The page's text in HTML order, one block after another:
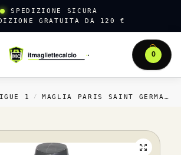
SPEDIZIONE SICURA
GRATUITA DA 120 €
0
1 / MAGLIA PARIS SAINT GERMAIN